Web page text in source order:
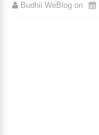
Budhii WeBlog on